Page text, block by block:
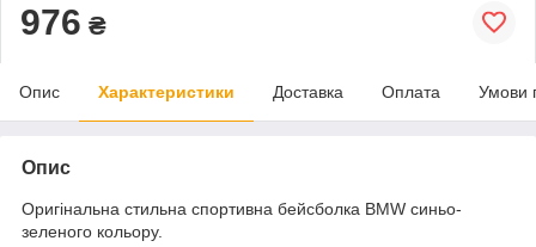
976 ₴
Опис Характеристики Доставка Оплата Умови
Опис
Оригінальна стильна спортивна бейсболка BMW синьо-
зеленого кольору.